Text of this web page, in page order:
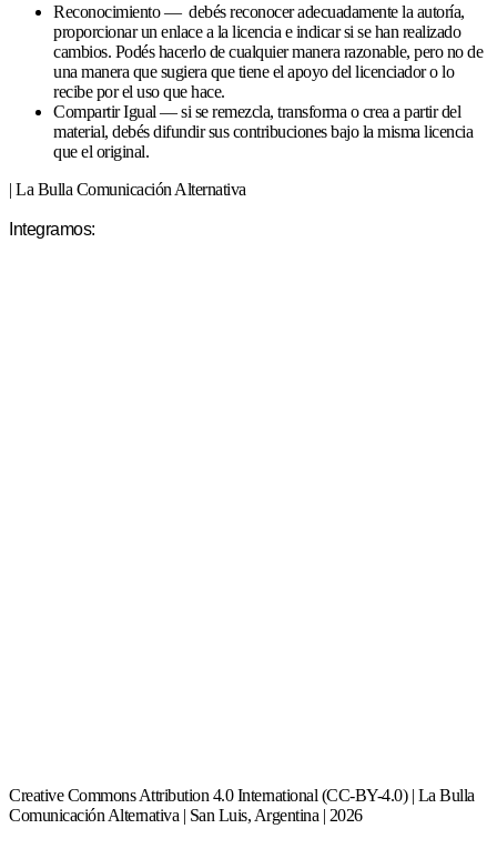
Reconocimiento — debés reconocer adecuadamente la autoría,
proporcionar un enlace a la licencia e indicar si se han realizado
cambios. Podés hacerlo de cualquier manera razonable, pero no de
una manera que sugiera que tiene el apoyo del licenciador o lo
recibe por el uso que hace.
Compartir Igual — si se remezcla, transforma o crea a partir del
material, debés difundir sus contribuciones bajo la misma licencia
que el original.
| La Bulla Comunicación Alternativa
Integramos:
Creative Commons Attribution 4.0 International (CC-BY-4.0) | La Bulla
Comunicación Alternativa | San Luis, Argentina | 2026